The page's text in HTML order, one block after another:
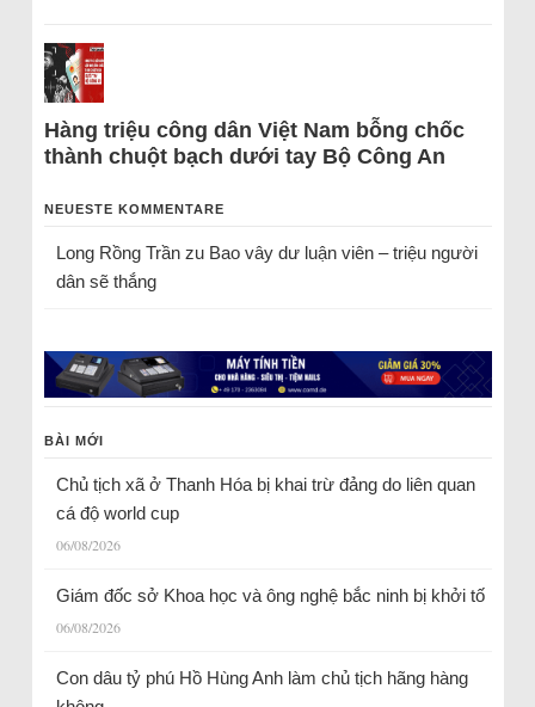
Hàng triệu công dân Việt Nam bỗng chốc
thành chuột bạch dưới tay Bộ Công An
NEUESTE KOMMENTARE
Long Rồng Trầnzu Bao vây dư luận viên – triệu người
dân sẽ thắng
BÀI MỚI
Chủ tịch xã ở Thanh Hóa bị khai trừ đảng do liên quan
cá độ world cup
06/08/2026
Giám đốc sở Khoa học và ông nghệ bắc ninh bị khởi tố
06/08/2026
Con dâu tỷ phú Hồ Hùng Anh làm chủ tịch hãng hàng